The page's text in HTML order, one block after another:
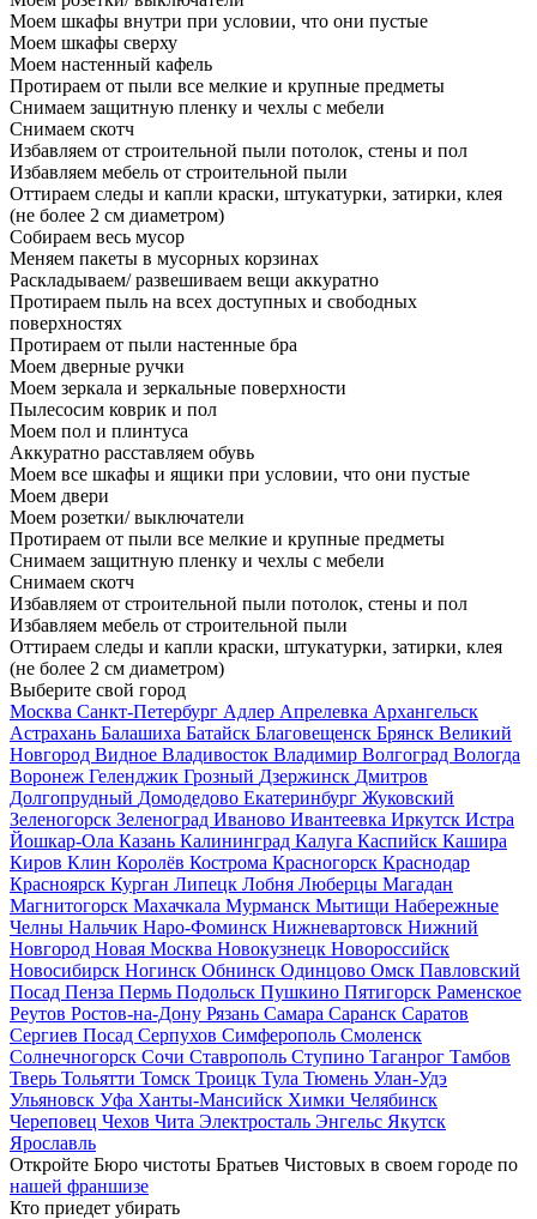
Моем шкафы внутри при условии, что они пустые
Моем шкафы сверху
Моем настенный кафель
Протираем от пыли все мелкие и крупные предметы
Снимаем защитную пленку и чехлы с мебели
Снимаем скотч
Избавляем от строительной пыли потолок, стены и пол
Избавляем мебель от строительной пыли
Оттираем следы и капли краски, штукатурки, затирки, клея
(не более 2 см диаметром)
Собираем весь мусор
Меняем пакеты в мусорных корзинах
Раскладываем/ развешиваем вещи аккуратно
Протираем пыль на всех доступных и свободных
поверхностях
Протираем от пыли настенные бра
Моем дверные ручки
Моем зеркала и зеркальные поверхности
Пылесосим коврик и пол
Моем пол и плинтуса
Аккуратно расставляем обувь
Моем все шкафы и ящики при условии, что они пустые
Моем двери
Моем розетки/ выключатели
Протираем от пыли все мелкие и крупные предметы
Снимаем защитную пленку и чехлы с мебели
Снимаем скотч
Избавляем от строительной пыли потолок, стены и пол
Избавляем мебель от строительной пыли
Оттираем следы и капли краски, штукатурки, затирки, клея
(не более 2 см диаметром)
Выберите свой город
Москва Санкт-Петербург Адлер Апрелевка Архангельск
Астрахань Балашиха Батайск Благовещенск Брянск Великий
Новгород Видное Владивосток Владимир Волгоград Вологда
Воронеж Геленджик Грозный Дзержинск Дмитров
Долгопрудный Домодедово Екатеринбург Жуковский
Зеленогорск Зеленоград Иваново Ивантеевка Иркутск Истра
Йошкар-Ола Казань Калининград Калуга Каспийск Кашира
Киров Клин Королёв Кострома Красногорск Краснодар
Красноярск Курган Липецк Лобня Люберцы Магадан
Магнитогорск Махачкала Мурманск Мытищи Набережные
Челны Нальчик Наро-Фоминск Нижневартовск Нижний
Новгород Новая Москва Новокузнецк Новороссийск
Новосибирск Ногинск Обнинск Одинцово Омск Павловский
Посад Пенза Пермь Подольск Пушкино Пятигорск Раменское
Реутов Ростов-на-Дону Рязань Самара Саранск Саратов
Сергиев Посад Серпухов Симферополь Смоленск
Солнечногорск Сочи Ставрополь Ступино Таганрог Тамбов
Тверь Тольятти Томск Троицк Тула Тюмень Улан-Удэ
Ульяновск Уфа Ханты-Мансийск Химки Челябинск
Череповец Чехов Чита Электросталь Энгельс Якутск
Ярославль
Откройте Бюро чистоты Братьев Чистовых в своем городе по
нашей франшизе
Кто приедет убирать